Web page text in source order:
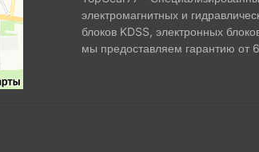
электромагнитных и
блоков KDSS, электронных
мы предоставляем гарантию от